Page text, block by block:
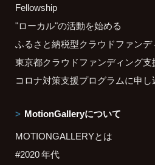
Fellowship
"ローカル"の活動を始める
ふるさと納税型クラウドファンデ
東京都クラウドファンディング
コロナ対策支援プログラムに申し
MotionGalleryについて
MOTIONGALLERYとは
#2020 年代